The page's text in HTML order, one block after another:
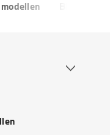
modellen